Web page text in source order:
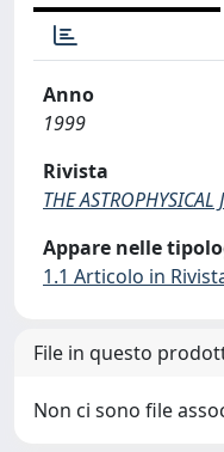
Anno
1999
Rivista
THE ASTROPHYSICAL
Appare nelle
1.1 Articolo in
File in questo
Non ci sono file